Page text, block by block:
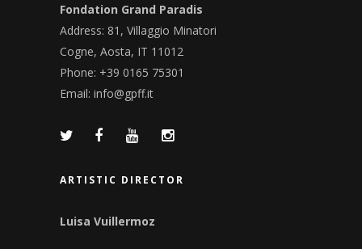
Fondation Grand Paradis
Address: 81, Villaggio Minatori
Cogne, Aosta, IT 11012
Phone: +39 0165 75301
Email: info@gpff.it
ARTISTIC DIRECTOR
Luisa Vuillermoz